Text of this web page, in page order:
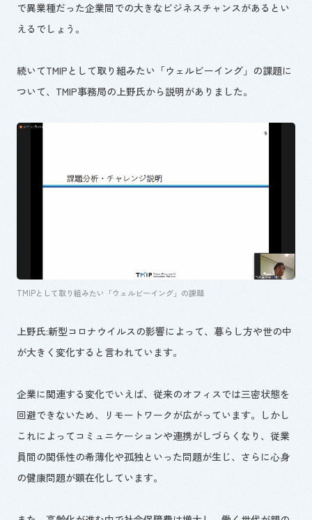
で異業種だった企業間での大きなビジネスチャンスがあるとい
えるでしょう。
続いてTMIPとして取り組みたい「ウェルビーイング」の課題に
ついて、TMIP事務局の上野氏から説明がありました。
TMIPとして取り組みたい「ウェルビーイング」の課題
上野氏:新型コロナウイルスの影響によって、暮らし方や世の中
が大きく変化すると言われています。
企業に関連する変化でいえば、従来のオフィスでは三密状態を
回避できないため、リモートワークが広がっています。しかし
これによってコミュニケーションや連携がしづらくなり、従業
員間の関係性の希薄化や孤独といった問題が生じ、さらに心身
の健康問題が顕在化しています。